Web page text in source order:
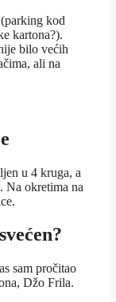
kod
kartona?).
bilo većih
ali na
u 4 kruga, a
Na okretima na
sam pročitao
Džo Frila.